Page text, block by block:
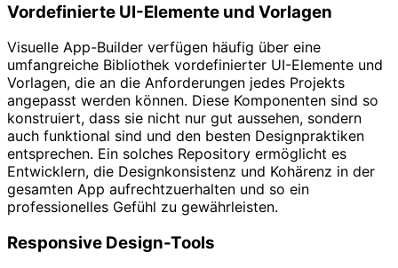
Vordefinierte UI-Elemente und Vorlagen
Visuelle App-Builder verfügen häufig über eine
umfangreiche Bibliothek vordefinierter UI-Elemente und
Vorlagen, die an die Anforderungen jedes Projekts
angepasst werden können. Diese Komponenten sind so
konstruiert, dass sie nicht nur gut aussehen, sondern
auch funktional sind und den besten Designpraktiken
entsprechen. Ein solches Repository ermöglicht es
Entwicklern, die Designkonsistenz und Kohärenz in der
gesamten App aufrechtzuerhalten und so ein
professionelles Gefühl zu gewährleisten.
Responsive Design-Tools